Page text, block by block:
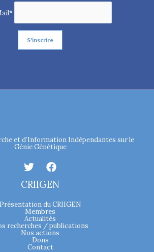
et d’Information Indépendantes sur le
Génie Génétique
CRIIGEN
Présentation du CRIIGEN
Membres
Actualités
recherches / publications
Nos actions
Dons
Contact